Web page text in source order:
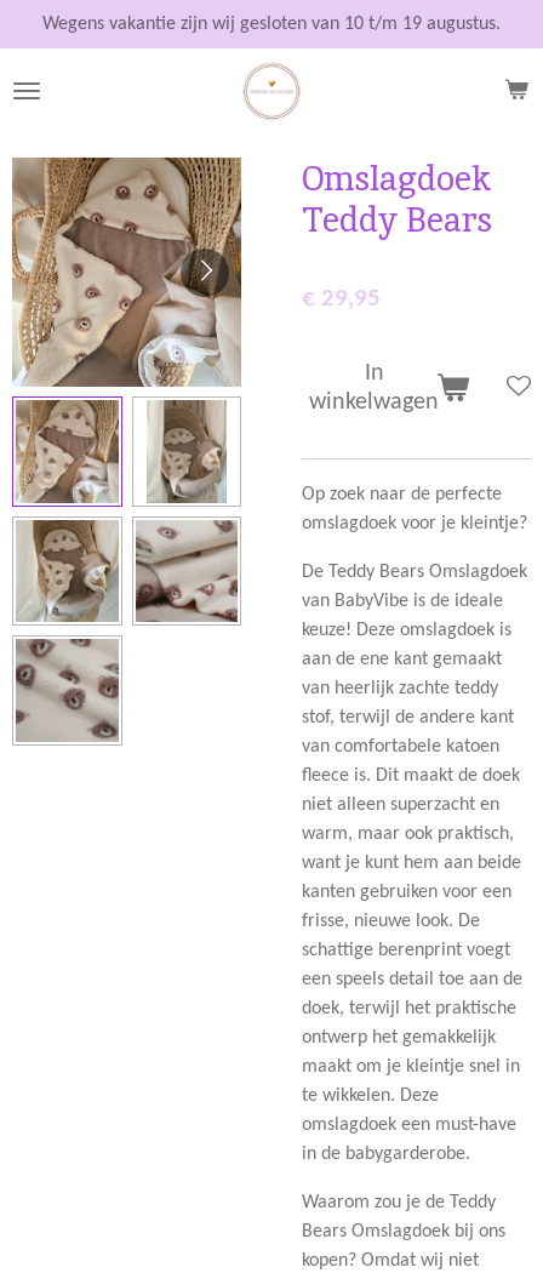
direct
naar
Wegens vakantie zijn wij gesloten van 10 t/m 19 augustus.
Omslagdoek
Teddy Bears
€ 29,95
In
winkelwagen
Op zoek naar de perfecte
omslagdoek voor je kleintje?
De Teddy Bears Omslagdoek
van BabyVibe is de ideale
keuze! Deze omslagdoek is
aan de ene kant gemaakt
van heerlijk zachte teddy
stof, terwijl de andere kant
van comfortabele katoen
fleece is. Dit maakt de doek
niet alleen superzacht en
warm, maar ook praktisch,
want je kunt hem aan beide
kanten gebruiken voor een
frisse, nieuwe look. De
schattige berenprint voegt
een speels detail toe aan de
doek, terwijl het praktische
ontwerp het gemakkelijk
maakt om je kleintje snel in
te wikkelen. Deze
omslagdoek een must-have
in de babygarderobe.
Waarom zou je de Teddy
Bears Omslagdoek bij ons
kopen? Omdat wij niet